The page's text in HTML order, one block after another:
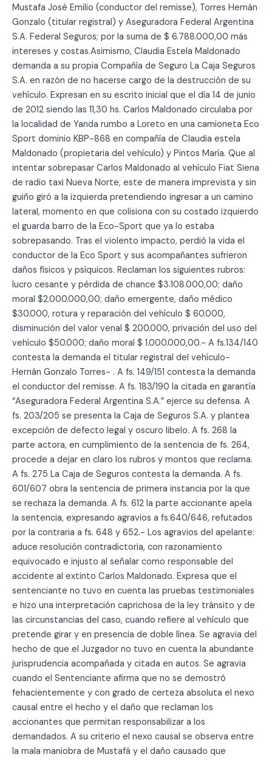
Mustafa José Emilio (conductor del remisse), Torres Hernán
Gonzalo (titular registral) y Aseguradora Federal Argentina
S.A. Federal Seguros; por la suma de $ 6.788.000,00 más
intereses y costas.Asimismo, Claudia Estela Maldonado
demanda a su propia Compañía de Seguro La Caja Seguros
S.A. en razón de no hacerse cargo de la destrucción de su
vehículo. Expresan en su escrito inicial que el día 14 de junio
de 2012 siendo las 11,30 hs. Carlos Maldonado circulaba por
la localidad de Yanda rumbo a Loreto en una camioneta Eco
Sport dominio KBP-868 en compañía de Claudia estela
Maldonado (propietaria del vehículo) y Pintos María. Que al
intentar sobrepasar Carlos Maldonado al vehículo Fiat Siena
de radio taxi Nueva Norte, este de manera imprevista y sin
guiño giró a la izquierda pretendiendo ingresar a un camino
lateral, momento en que colisiona con su costado izquierdo
el guarda barro de la Eco-Sport que ya lo estaba
sobrepasando. Tras el violento impacto, perdió la vida el
conductor de la Eco Sport y sus acompañantes sufrieron
daños físicos y psíquicos. Reclaman los siguientes rubros:
lucro cesante y pérdida de chance $3.108.000,00; daño
moral $2.000.000,00; daño emergente, daño médico
$30.000, rotura y reparación del vehículo $ 60.000,
disminución del valor venal $ 200.000, privación del uso del
vehículo $50.000; daño moral $ 1.000.000,00.- A fs.134/140
contesta la demanda el titular registral del vehículo-
Hernán Gonzalo Torres- . A fs. 149/151 contesta la demanda
el conductor del remisse. A fs. 183/190 la citada en garantía
“Aseguradora Federal Argentina S.A.” ejerce su defensa. A
fs. 203/205 se presenta la Caja de Seguros S.A. y plantea
excepción de defecto legal y oscuro libelo. A fs. 268 la
parte actora, en cumplimiento de la sentencia de fs. 264,
procede a dejar en claro los rubros y montos que reclama.
A fs. 275 La Caja de Seguros contesta la demanda. A fs.
601/607 obra la sentencia de primera instancia por la que
se rechaza la demanda. A fs. 612 la parte accionante apela
la sentencia, expresando agravios a fs.640/646, refutados
por la contraria a fs. 648 y 652.- Los agravios del apelante:
aduce resolución contradictoria, con razonamiento
equivocado e injusto al señalar como responsable del
accidente al extinto Carlos Maldonado. Expresa que el
sentenciante no tuvo en cuenta las pruebas testimoniales
e hizo una interpretación caprichosa de la ley tránsito y de
las circunstancias del caso, cuando refiere al vehículo que
pretende girar y en presencia de doble línea. Se agravia del
hecho de que el Juzgador no tuvo en cuenta la abundante
jurisprudencia acompañada y citada en autos. Se agravia
cuando el Sentenciante afirma que no se demostró
fehacientemente y con grado de certeza absoluta el nexo
causal entre el hecho y el daño que reclaman los
accionantes que permitan responsabilizar a los
demandados. A su criterio el nexo causal se observa entre
la mala maniobra de Mustafá y el daño causado que